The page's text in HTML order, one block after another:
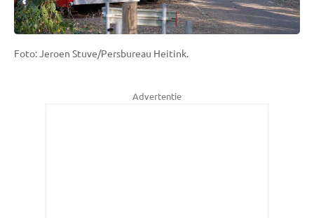
Foto: Jeroen Stuve/Persbureau Heitink.
Advertentie